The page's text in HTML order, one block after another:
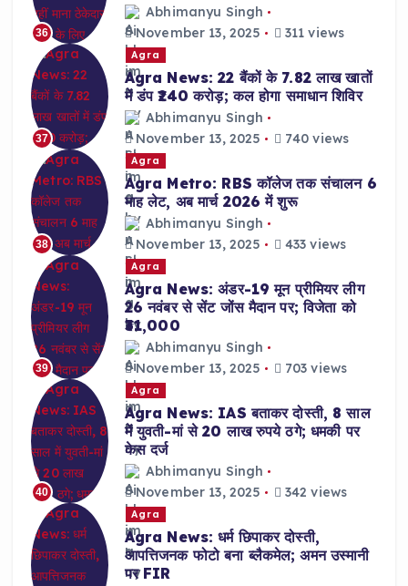
36
Abhimanyu Singh
November 13, 2025
311 views
37
Agra
Agra News: 22 बैंकों के 7.82 लाख खातों
में डंप ₹240 करोड़; कल होगा समाधान शिविर
Abhimanyu Singh
November 13, 2025
740 views
38
Agra
Agra Metro: RBS कॉलेज तक संचालन 6
माह लेट, अब मार्च 2026 में शुरू
Abhimanyu Singh
November 13, 2025
433 views
39
Agra
Agra News: अंडर-19 मून प्रीमियर लीग
26 नवंबर से सेंट जोंस मैदान पर; विजेता को
₹31,000
Abhimanyu Singh
November 13, 2025
703 views
40
Agra
Agra News: IAS बताकर दोस्ती, 8 साल
में युवती-मां से 20 लाख रुपये ठगे; धमकी पर
केस दर्ज
Abhimanyu Singh
November 13, 2025
342 views
Agra
Agra News: धर्म छिपाकर दोस्ती,
आपत्तिजनक फोटो बना ब्लैकमेल; अमन उस्मानी
पर FIR